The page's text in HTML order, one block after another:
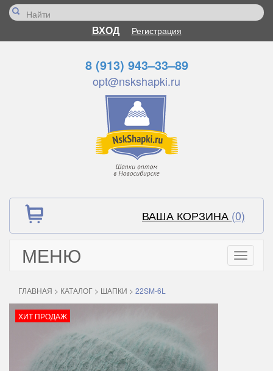
ВХОД Регистрация
8 (913) 943–33–89
opt@nskshapki.ru
ВАША КОРЗИНА (0)
МЕНЮ
Toggle
ГЛАВНАЯ > КАТАЛОГ > ШАПКИ > 22SM-6L
ХИТ ПРОДАЖ